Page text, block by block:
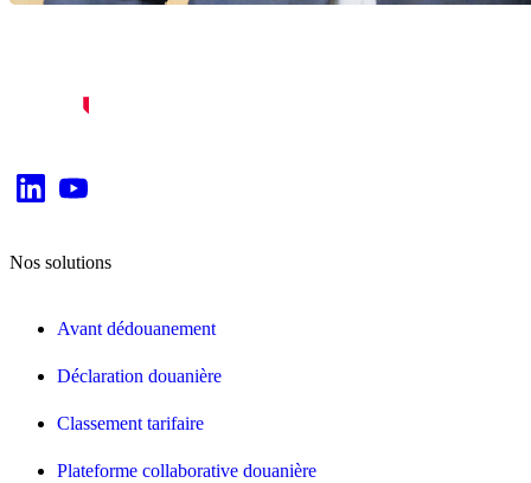
Nos solutions
Avant dédouanement
Déclaration douanière
Classement tarifaire
Plateforme collaborative douanière